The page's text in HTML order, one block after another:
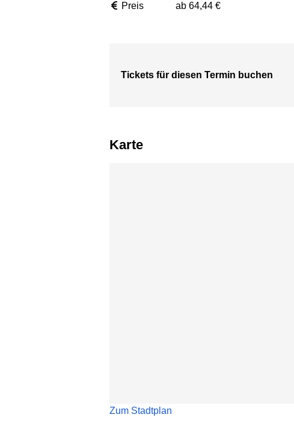
Preis
ab 64,44 €
Tickets für diesen Termin buchen
Karte
Zum Stadtplan